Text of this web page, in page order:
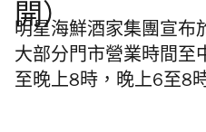
開）
明星海鮮酒家集團宣布
大部分門市營業時間至
至晚上8時，晚上6至8